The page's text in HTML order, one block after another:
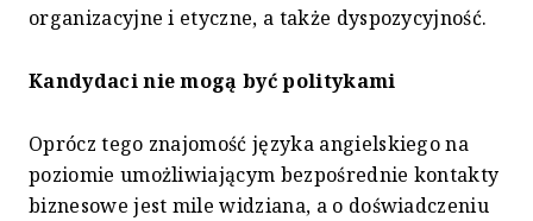
organizacyjne i etyczne, a także dyspozycyjność.
Kandydaci nie mogą być politykami
Oprócz tego znajomość języka angielskiego na
poziomie umożliwiającym bezpośrednie kontakty
biznesowe jest mile widziana, a o doświadczeniu